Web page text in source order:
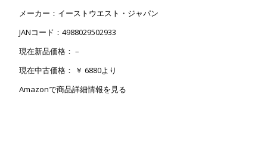
メーカー：イーストウエスト・ジャパン
JANコード：4988029502933
現在新品価格： –
現在中古価格： ￥ 6880より
Amazonで商品詳細情報を見る